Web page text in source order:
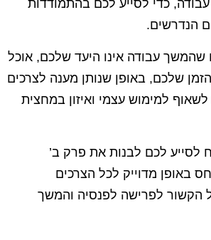
כדי לסייע לכם בהתמודדות
הנדרשים.
שהמשך עבודה אינו היעד שלכם, אוכל
שלכם, באופן שנותן מענה לצרכים
למימוש עצמי ואיזון במחצית
לסייע לכם לבנות את פרק ב’
באופן מדוייק לכל הצרכים
הקשור לפרישה לפנסיה והמשך